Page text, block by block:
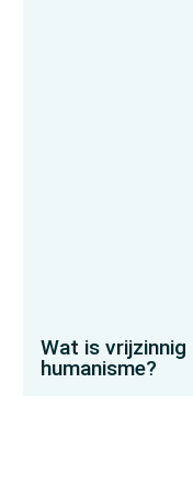
Wat is vrijzinnig
humanisme?